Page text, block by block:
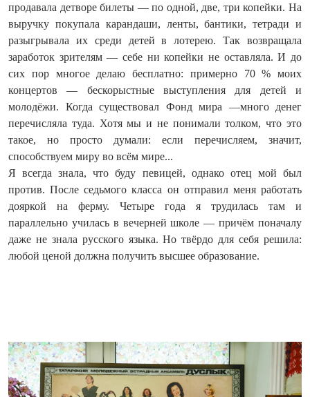
продавала детворе билеты — по одной, две, три копейки. На
выручку покупала карандаши, ленты, бантики, тетради и
разыгрывала их среди детей в лотерею. Так возвращала
заработок зрителям — себе ни копейки не оставляла. И до
сих пор многое делаю бесплатно: примерно 70 % моих
концертов — бескорыстные выступления для детей и
молодёжи. Когда существовал Фонд мира —много денег
перечисляла туда. Хотя мы и не понимали толком, что это
такое, но просто думали: если перечисляем, значит,
способствуем миру во всём мире...
Я всегда знала, что буду певицей, однако отец мой был
против. После седьмого класса он отправил меня работать
дояркой на ферму. Четыре года я трудилась там и
параллельно училась в вечерней школе — причём поначалу
даже не знала русского языка. Но твёрдо для себя решила:
любой ценой должна получить высшее образование.